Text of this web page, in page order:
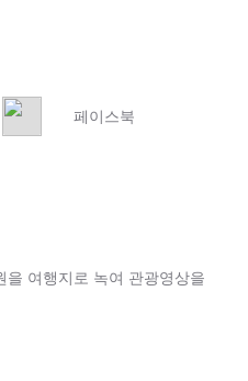
페이스북
을 여행지로 녹여 관광영상을